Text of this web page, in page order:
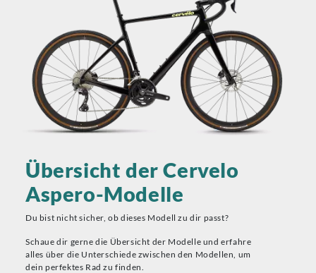
Übersicht der Cervelo
Aspero-Modelle
Du bist nicht sicher, ob dieses Modell zu dir passt?
Schaue dir gerne die Übersicht der Modelle und erfahre
alles über die Unterschiede zwischen den Modellen, um
dein perfektes Rad zu finden.